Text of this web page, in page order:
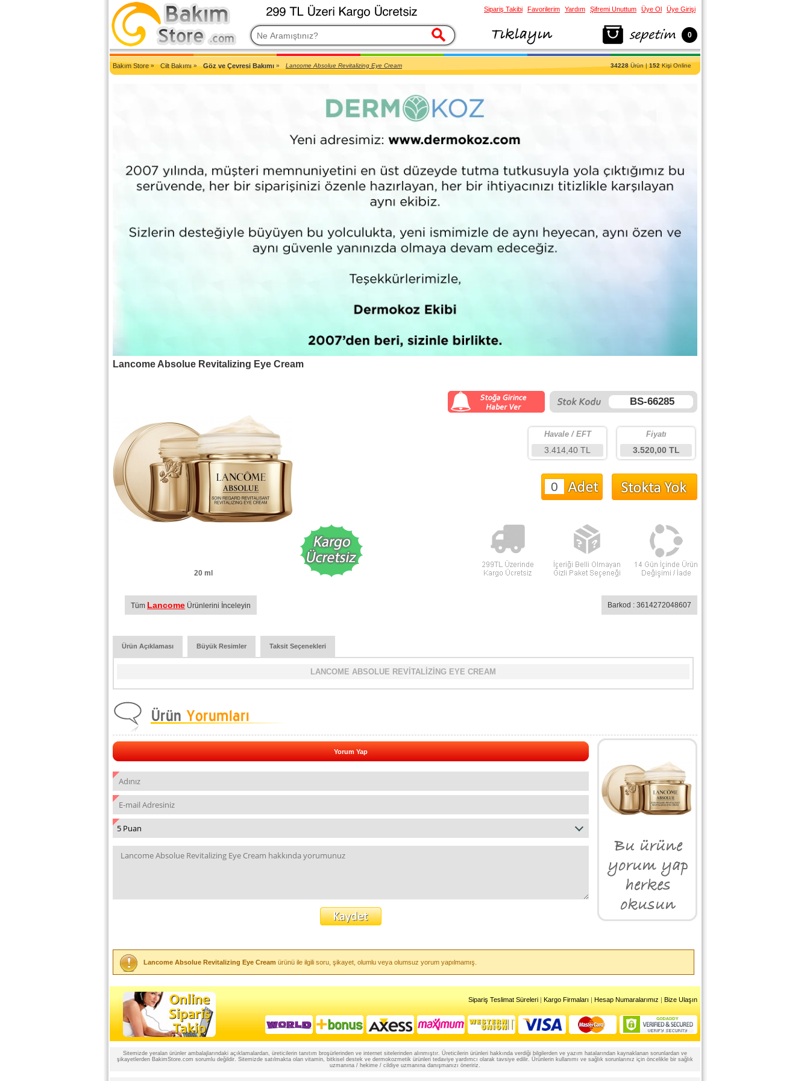
2007'den Beri Türkiye'nin En Güncel Bakım Ürünleri Eczane Sitesi
Bakım Store» Cilt Bakımı» Göz ve Çevresi Bakımı » Lancome Absolue Revitalizing Eye Cream 34228Ürün |152Kişi Online
Lancome Absolue Revitalizing Eye Cream
20 ml
BS-66285
Fiyatı
3.520,00 TL
Havale / EFT
3.414,40 TL
Tüm Lancome Ürünlerini İnceleyin Barkod : 3614272048607
Ürün Açıklaması Büyük Resimler Taksit Seçenekleri
LANCOME ABSOLUE REVİTALİZİNG EYE CREAM
Yorum Yap
Lancome Absolue Revitalizing Eye Cream ürünü ile ilgili soru, şikayet, olumlu veya olumsuz yorum yapılmamış.
Sipariş Teslimat Süreleri | Kargo Firmaları | Hesap Numaralarımız | Bize Ulaşın
Sitemizde yeralan ürünler ambalajlarındaki açıklamalardan, üreticilerin tanıtım broşürlerinden ve internet sitelerinden alınmıştır. Üreticilerin ürünleri hakkında verdiği bilgilerden ve yazım hatalarından kaynaklanan sorunlardan ve
şikayetlerden BakimStore.com sorumlu değildir. Sitemizde satılmakta olan vitamin, bitkisel destek ve dermokozmetik ürünleri tedaviye yardımcı olarak tavsiye edilir. Ürünlerin kullanımı ve sağlık sorunlarınız için öncelikle bir sağlık
uzmanına / hekime / cildiye uzmanına danışmanızı öneririz.
Sipariş Takibi Favorilerim Yardım Şifremi Unuttum Üye Ol Üye Girişi
0